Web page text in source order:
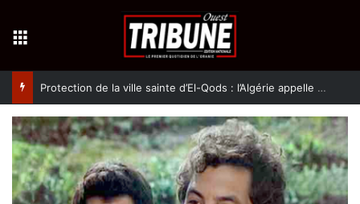
Protection de la ville sainte d’El-Qods : l’Algérie appelle à une action collective